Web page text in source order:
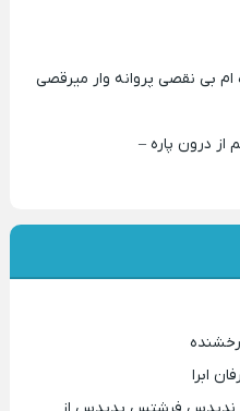
بی نقصی پروانه وار میرقصی
از درون پاره –
ابرا